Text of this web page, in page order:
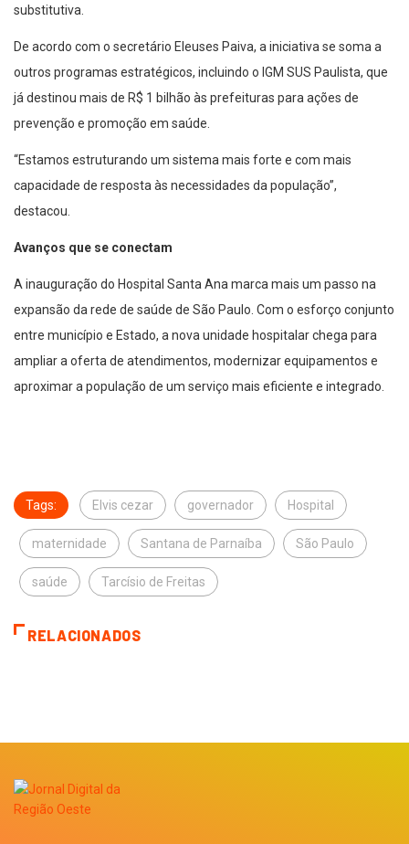
substitutiva.
De acordo com o secretário Eleuses Paiva, a iniciativa se soma a
outros programas estratégicos, incluindo o IGM SUS Paulista, que
já destinou mais de R$ 1 bilhão às prefeituras para ações de
prevenção e promoção em saúde.
“Estamos estruturando um sistema mais forte e com mais
capacidade de resposta às necessidades da população”,
destacou.
Avanços que se conectam
A inauguração do Hospital Santa Ana marca mais um passo na
expansão da rede de saúde de São Paulo. Com o esforço conjunto
entre município e Estado, a nova unidade hospitalar chega para
ampliar a oferta de atendimentos, modernizar equipamentos e
aproximar a população de um serviço mais eficiente e integrado.
Tags: Elvis cezar governador Hospital
maternidade Santana de Parnaíba São Paulo
saúde Tarcísio de Freitas
RELACIONADOS